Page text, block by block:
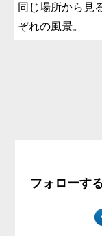
同じ場所から見
ぞれの風景。
フォローす